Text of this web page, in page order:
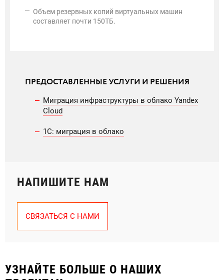
Объем резервных копий виртуальных машин
составляет почти 150ТБ.
ПРЕДОСТАВЛЕННЫЕ УСЛУГИ И РЕШЕНИЯ
Миграция инфраструктуры в облако Yandex
Cloud
1С: миграция в облако
НАПИШИТЕ НАМ
СВЯЗАТЬСЯ С НАМИ
УЗНАЙТЕ БОЛЬШЕ О НАШИХ